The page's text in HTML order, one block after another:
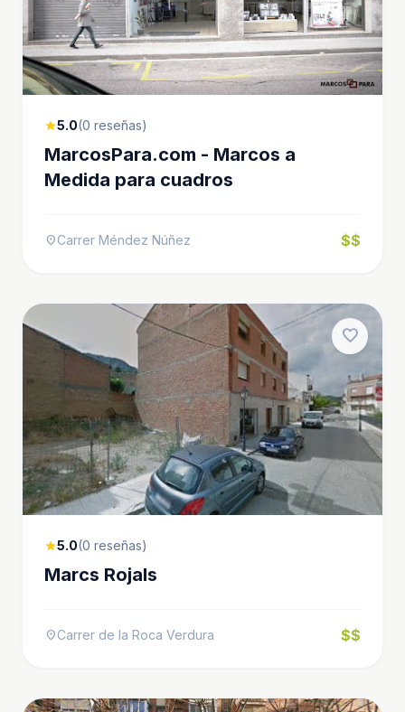
star5.0(0 reseñas)
MarcosPara.com - Marcos a
Medida para cuadros
location_onCarrer Méndez Núñez $$
favorite
star5.0(0 reseñas)
Marcs Rojals
location_onCarrer de la Roca Verdura $$